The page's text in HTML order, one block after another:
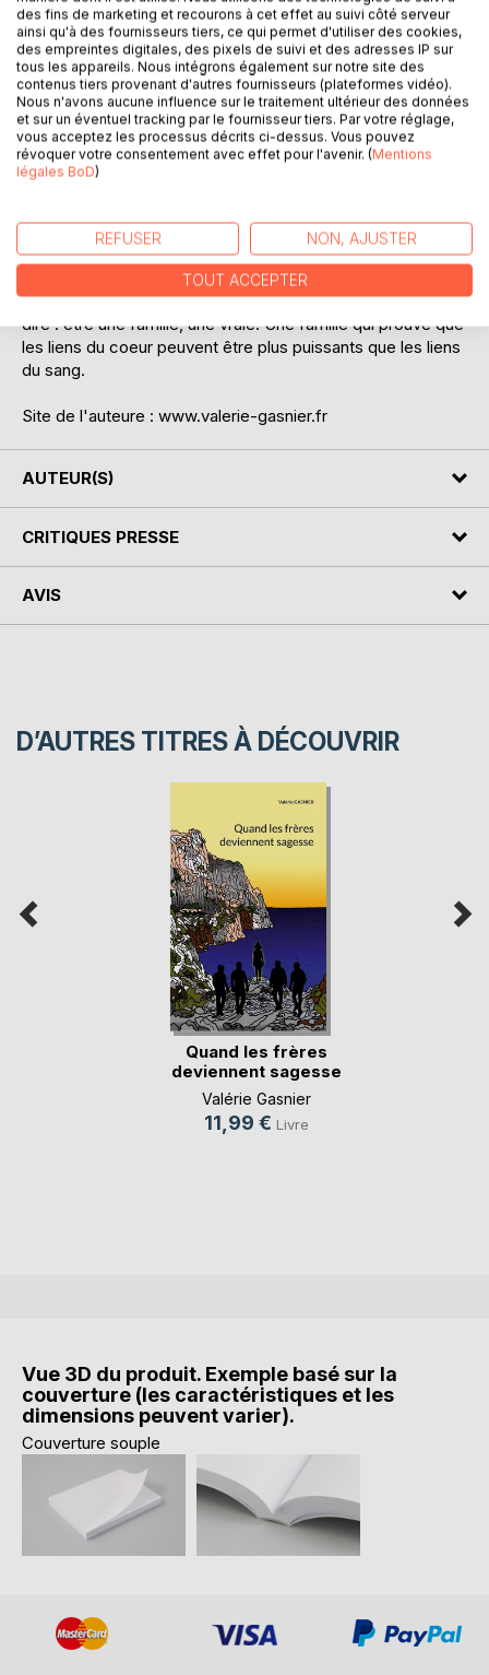
discret, observateur, presque furtif... Le genre à disparaître
derrière une plante vert pour éviter un conflit ! Il est
toujours prêt à amortir les dégâts, même quand les dégâts
font sa taille.
Et il y a Samuel : le piller, le grand-frère de coeur des deux,
le philosophe, celui peut passer d'un sourire doux à un
regard noir qui fige tout le monde, il devient naturellement
le médiateur pour ramener de l'ordre dans la maison. Avec
Entre disputes théâtrales, leçons de vie improvisées,
crises de rire incontrôlables et aveux qui brisent le coeur,
ce trio avance, trébuche, se relève et apprend ce que veut
dire : être une famille, une vraie. Une famille qui prouve que
les liens du coeur peuvent être plus puissants que les liens
du sang.
Site de l'auteure : www.valerie-gasnier.fr
AUTEUR(S)
CRITIQUES PRESSE
AVIS
D’AUTRES TITRES À DÉCOUVRIR
Quand les frères
deviennent sagesse
Valérie Gasnier
11,99 € Livre
Vue 3D du produit. Exemple basé sur la
couverture (les caractéristiques et les
dimensions peuvent varier).
Couverture souple
des fins de marketing et recourons à cet effet au suivi côté serveur
ainsi qu'à des fournisseurs tiers, ce qui permet d'utiliser des cookies,
des empreintes digitales, des pixels de suivi et des adresses IP sur
tous les appareils. Nous intégrons également sur notre site des
contenus tiers provenant d'autres fournisseurs (plateformes vidéo).
Nous n'avons aucune influence sur le traitement ultérieur des données
et sur un éventuel tracking par le fournisseur tiers. Par votre réglage,
vous acceptez les processus décrits ci-dessus. Vous pouvez
révoquer votre consentement avec effet pour l'avenir. (Mentions
légales BoD)
REFUSER NON, AJUSTER
TOUT ACCEPTER